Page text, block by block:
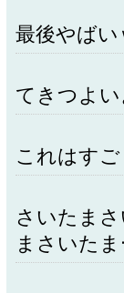
最後やばい
てきつよい
これはす
さいたま
まさいた